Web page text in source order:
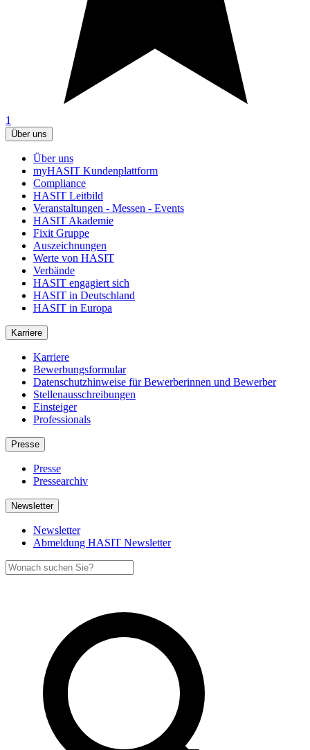
1
Über uns
Über uns
myHASIT Kundenplattform
Compliance
HASIT Leitbild
Veranstaltungen - Messen - Events
HASIT Akademie
Fixit Gruppe
Auszeichnungen
Werte von HASIT
Verbände
HASIT engagiert sich
HASIT in Deutschland
HASIT in Europa
Karriere
Karriere
Bewerbungsformular
Datenschutzhinweise für Bewerberinnen und Bewerber
Stellenausschreibungen
Einsteiger
Professionals
Presse
Presse
Pressearchiv
Newsletter
Newsletter
Abmeldung HASIT Newsletter